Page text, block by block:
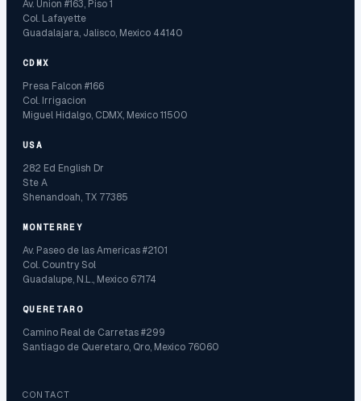
Av. Union #163, Piso 1
Col. Lafayette
Guadalajara, Jalisco, Mexico 44140
CDMX
Presa Falcon #166
Col. Irrigacion
Miguel Hidalgo, CDMX, Mexico 11500
USA
282 Ed English Dr
Ste A
Shenandoah, TX 77385
MONTERREY
Av. Paseo de las Americas #2101
Col. Country Sol
Guadalupe, N.L., Mexico 67174
QUERETARO
Camino Real de Carretas #299
Santiago de Queretaro, Qro, Mexico 76060
CONTACT